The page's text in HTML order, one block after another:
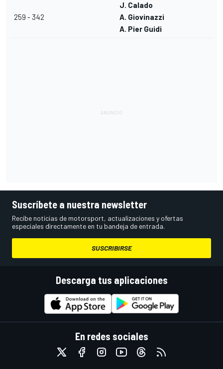
259 - 342
J. Calado
A. Giovinazzi
A. Pier Guidi
Suscríbete a nuestra newsletter
Recibe noticias de motorsport, actualizaciones y ofertas
especiales directamente en tu bandeja de entrada.
SUSCRIBIRSE
Descarga tus aplicaciones
En redes sociales